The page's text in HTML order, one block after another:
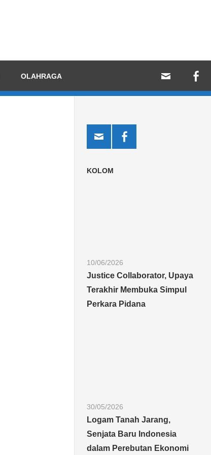
OLAHRAGA
KOLOM
10/06/2026
Justice Collaborator, Upaya
Terakhir Membuka Simpul
Perkara Pidana
30/05/2026
Logam Tanah Jarang,
Senjata Baru Indonesia
dalam Perebutan Ekonomi